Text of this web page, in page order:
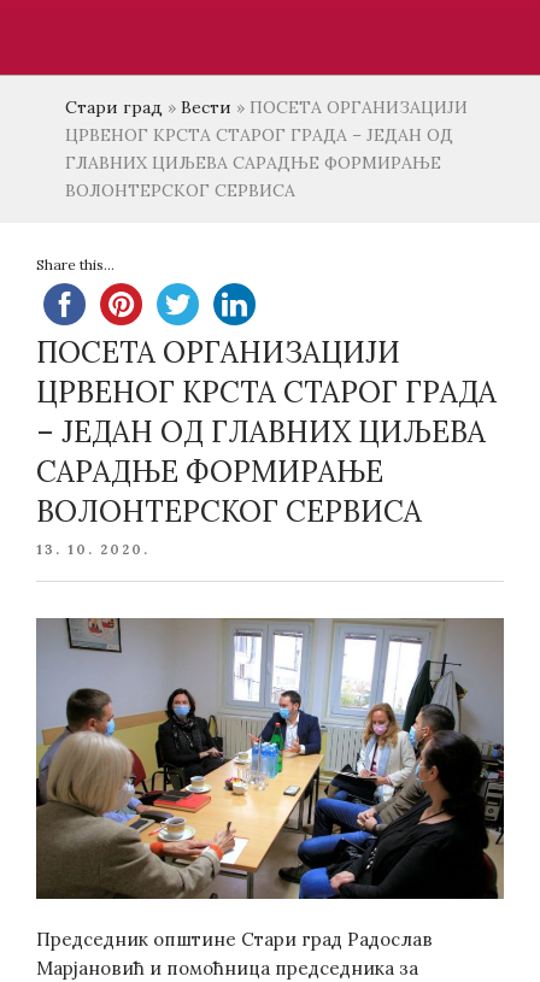
Стари град » Вести » ПОСЕТА ОРГАНИЗАЦИЈИ
ЦРВЕНОГ КРСТА СТАРОГ ГРАДА – ЈЕДАН ОД
ГЛАВНИХ ЦИЉЕВА САРАДЊЕ ФОРМИРАЊЕ
ВОЛОНТЕРСКОГ СЕРВИСА
Share this...
ПОСЕТА ОРГАНИЗАЦИЈИ
ЦРВЕНОГ КРСТА СТАРОГ ГРАДА
– ЈЕДАН ОД ГЛАВНИХ ЦИЉЕВА
САРАДЊЕ ФОРМИРАЊЕ
ВОЛОНТЕРСКОГ СЕРВИСА
POSTED
13. 10. 2020.
Председник општине Стари град Радослав
Марјановић и помоћница председника за